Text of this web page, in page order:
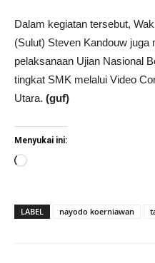
Dalam kegiatan tersebut,
(Sulut) Steven Kandouw
pelaksanaan Ujian Nasional
tingkat SMK melalui Video
Utara. (guf)
Menyukai ini:
Memuat...
LABEL nayodo koerniawan